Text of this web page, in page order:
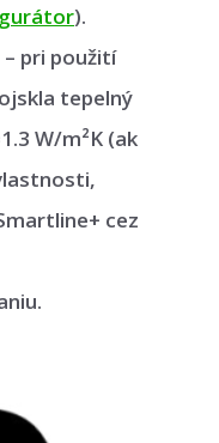
).
pri použití
tepelný
W/m²K (ak
cez